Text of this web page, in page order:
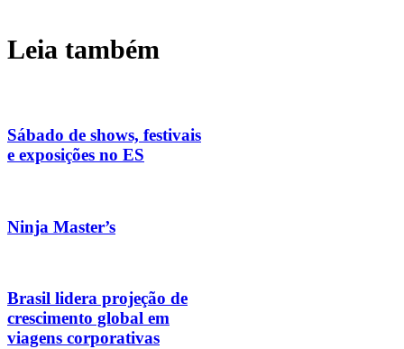
Leia também
Sábado de shows, festivais
e exposições no ES
Ninja Master’s
Brasil lidera projeção de
crescimento global em
viagens corporativas